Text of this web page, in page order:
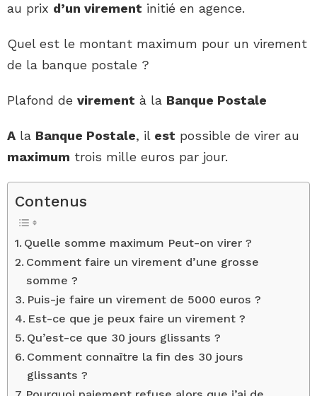
au prix d’un virement initié en agence.
Quel est le montant maximum pour un virement
de la banque postale ?
Plafond de virement à la Banque Postale
A la Banque Postale, il est possible de virer au
maximum trois mille euros par jour.
Contenus
Quelle somme maximum Peut-on virer ?
Comment faire un virement d’une grosse
somme ?
Puis-je faire un virement de 5000 euros ?
Est-ce que je peux faire un virement ?
Qu’est-ce que 30 jours glissants ?
Comment connaître la fin des 30 jours
glissants ?